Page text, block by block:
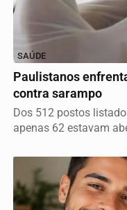
SAÚDE
Paulistanos
contra sarampo
Dos 512 postos
apenas 62 estavam